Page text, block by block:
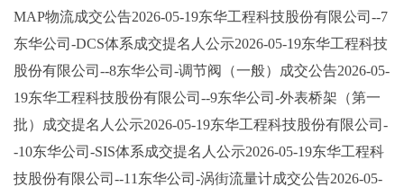
MAP物流成交公告2026-05-19东华工程科技股份有限公司--7
东华公司-DCS体系成交提名人公示2026-05-19东华工程科技
股份有限公司--8东华公司-调节阀（一般）成交公告2026-05-
19东华工程科技股份有限公司--9东华公司-外表桥架（第一
批）成交提名人公示2026-05-19东华工程科技股份有限公司-
-10东华公司-SIS体系成交提名人公示2026-05-19东华工程科
技股份有限公司--11东华公司-涡街流量计成交公告2026-05-